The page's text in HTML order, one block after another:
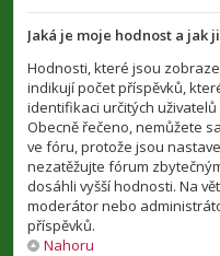
Jaká je moje hodnost a jak
Hodnosti, které jsou
indikují počet příspěvků,
identifikaci určitých
Obecně řečeno, nemůžete
ve fóru, protože jsou
nezatěžujte fórum
dosáhli vyšší hodnosti. Na
moderátor nebo
příspěvků.
Nahoru